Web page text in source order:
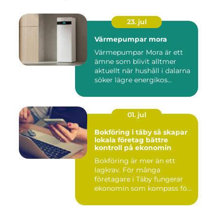
23. jul
Värmepumpar mora
Värmepumpar Mora är ett
ämne som blivit alltmer
aktuellt när hushåll i dalarna
söker lägre energikos...
01. jul
Bokföring i täby så skapar
lokala företag bättre
kontroll på ekonomin
Bokföring är mer än ett
lagkrav. För många
företagare i Täby fungerar
ekonomin som kompass för